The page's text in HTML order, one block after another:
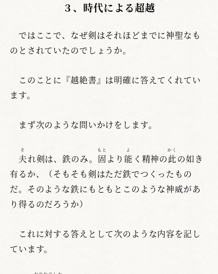
３、時代による超越
ではここで、なぜ剣はそれほどまでに神聖なも
のとされていたのでしょうか。
このことに『越絶書』は明確に答えてくれてい
ます。
まず次のような問いかけをします。
夫
そ
れ剣は、鉄のみ。 固
もと
より 能
よ
く精神の此
かく
の如き
有るか、（そもそも剣はただ鉄でつくったもの
だ。そのような鉄にもともとこのような神威があ
り得るのだろうか）
これに対する答えとして次のような内容を記し
ています。